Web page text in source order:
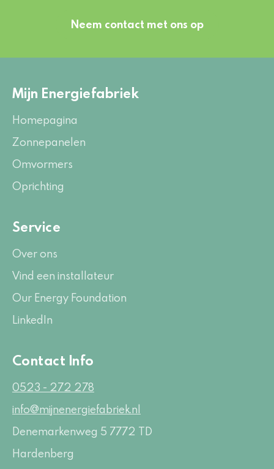
Neem contact met ons op
Mijn Energiefabriek
Homepagina
Zonnepanelen
Omvormers
Oprichting
Service
Over ons
Vind een installateur
Our Energy Foundation
LinkedIn
Contact Info
0523 - 272 278
info@mijnenergiefabriek.nl
Denemarkenweg 5 7772 TD
Hardenberg